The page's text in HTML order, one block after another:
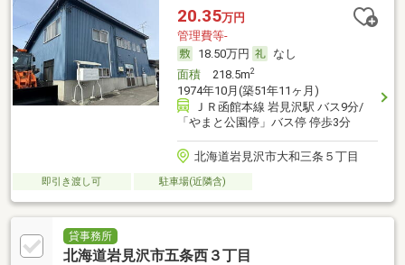
20.35万円
管理費等-
18.50万円
なし
面積218.5m2
1974年10月(築51年11ヶ月)
ＪＲ函館本線 岩見沢駅 バス9分/
「やまと公園停」バス停 停歩3分
北海道岩見沢市大和三条５丁目
即引き渡し可 駐車場(近隣含)
貸事務所
北海道岩見沢市五条西３丁目